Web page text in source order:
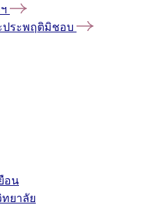
ประพฤติมิชอบ
อน
ยาลัย